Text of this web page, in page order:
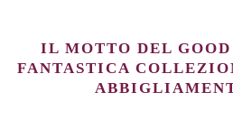
IL MOTTO DEL
FANTASTICA